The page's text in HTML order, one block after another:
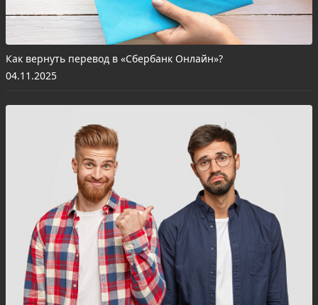
Как вернуть перевод в «Сбербанк Онлайн»?
04.11.2025